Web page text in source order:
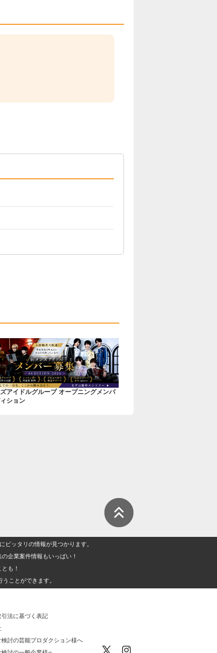
アイドルグループ オープニングメンバ
ション
ッタリの情報が見つかります。
企業案件情報もいっぱい！
も！
ことができます。
法に基づく表記
討の芸能プロダクション様へ